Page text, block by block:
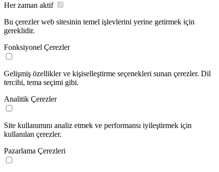
Her zaman aktif
Bu çerezler web sitesinin temel işlevlerini yerine getirmek için
gereklidir.
Fonksiyonel Çerezler
Gelişmiş özellikler ve kişiselleştirme seçenekleri sunan çerezler. Dil
tercihi, tema seçimi gibi.
Analitik Çerezler
Site kullanımını analiz etmek ve performansı iyileştirmek için
kullanılan çerezler.
Pazarlama Çerezleri